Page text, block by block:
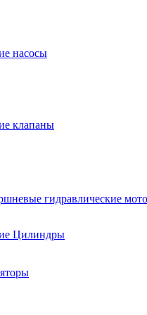
насосы
клапаны
гидравлические
Цилиндры